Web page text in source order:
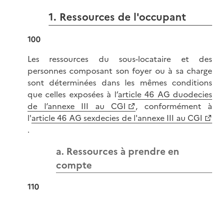
1. Ressources de l'occupant
100
Les ressources du sous-locataire et des
personnes composant son foyer ou à sa charge
sont déterminées dans les mêmes conditions
que celles exposées à l’article 46 AG duodecies
de l’annexe III au CGI
, conformément à
l'article 46 AG sexdecies de l'annexe III au CGI
.
a. Ressources à prendre en
compte
110